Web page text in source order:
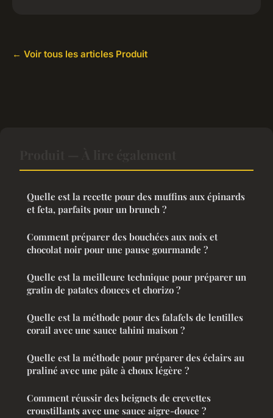
← Voir tous les articles Produit
Quelle est la recette pour des muffins aux épinards
et feta, parfaits pour un brunch ?
Comment préparer des bouchées aux noix et
chocolat noir pour une pause gourmande ?
Quelle est la meilleure technique pour préparer un
gratin de patates douces et chorizo ?
Quelle est la méthode pour des falafels de lentilles
corail avec une sauce tahini maison ?
Quelle est la méthode pour préparer des éclairs au
praliné avec une pâte à choux légère ?
Comment réussir des beignets de crevettes
croustillants avec une sauce aigre-douce ?